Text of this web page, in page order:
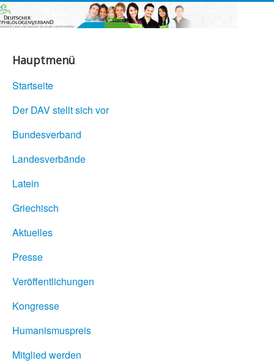
Hauptmenü
Startseite
Der DAV stellt sich vor
Bundesverband
Landesverbände
Latein
Griechisch
Aktuelles
Presse
Veröffentlichungen
Kongresse
Humanismuspreis
Mitglied werden